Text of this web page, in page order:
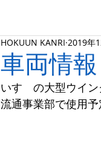
車両情報
HOKUUN KANRI 2019年
いすゞの大型ウイ
流通事業部で使用